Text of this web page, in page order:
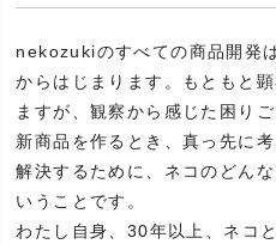
nekozukiのすべての商品開発
からはじまります。もともと
ますが、観察から感じた困りご
新商品を作るとき、真っ先に
解決するために、ネコのどん
いうことです。
わたし自身、30年以上、ネコ